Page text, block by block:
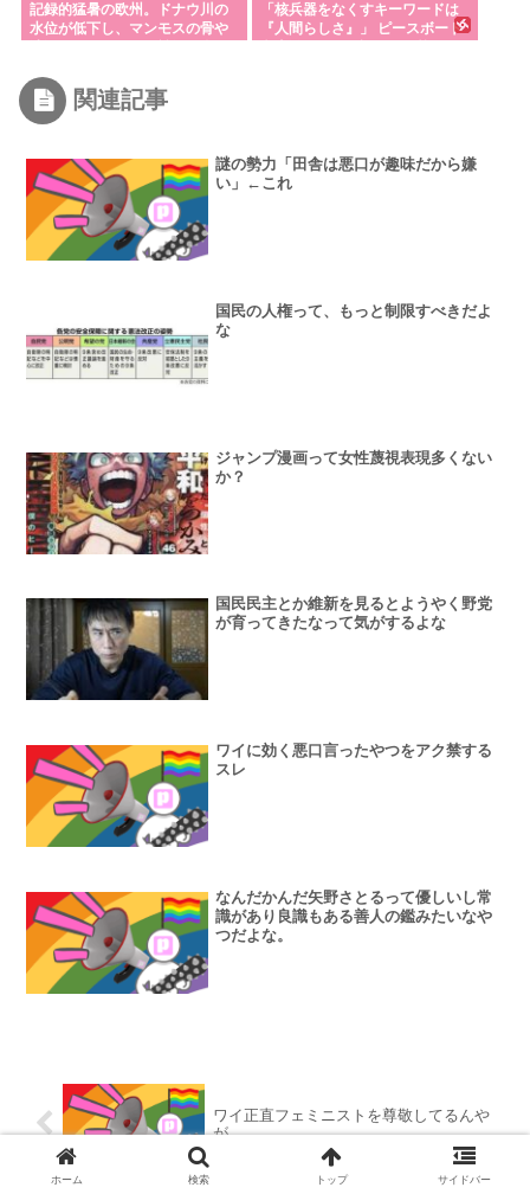
記録的猛暑の欧州。ドナウ川の
水位が低下し、マンモスの骨や
「核兵器をなくすキーワードは
『人間らしさ』」 ピースボート
関連記事
謎の勢力「田舎は悪口が趣味だから嫌
い」←これ
国民の人権って、もっと制限すべきだよ
な
ジャンプ漫画って女性蔑視表現多くない
か？
国民民主とか維新を見るとようやく野党
が育ってきたなって気がするよな
ワイに効く悪口言ったやつをアク禁する
スレ
なんだかんだ矢野さとるって優しいし常
識があり良識もある善人の鑑みたいなや
つだよな。
ワイ正直フェミニストを尊敬してるんや
が
ホーム 検索 トップ サイドバー